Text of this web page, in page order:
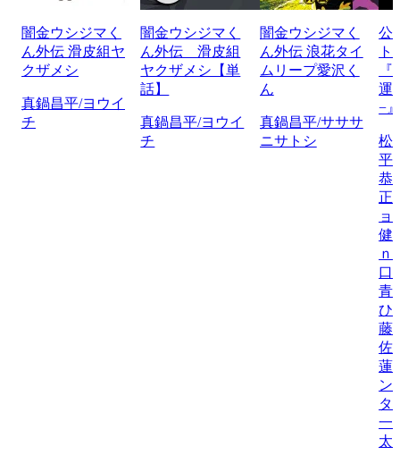
闇金ウシジマく
ん外伝 滑皮組ヤ
クザメシ
真鍋昌平/ヨウイ
チ
闇金ウシジマく
ん外伝 滑皮組
ヤクザメシ【単
話】
真鍋昌平/ヨウイ
チ
闇金ウシジマく
ん外伝 浪花タイ
ムリープ愛沢く
ん
真鍋昌平/サササ
ニサトシ
公
運
−
松
平/
恭/
正
ョ
健
ｎ
口
青
ひ
藤
佐
蓮
ン
タ
一/
太